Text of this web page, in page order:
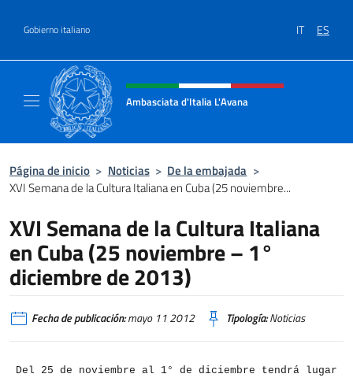
Gobierno italiano IT ES
Encabezado del sitio web,
Ambasciata d'Italia L'Avana
Página de inicio > Noticias > De la embajada >
XVI Semana de la Cultura Italiana en Cuba (25 noviembre...
XVI Semana de la Cultura Italiana
en Cuba (25 noviembre – 1°
diciembre de 2013)
Fecha de publicación:mayo 11 2012 Tipología:Noticias
Del 25 de noviembre al 1° de diciembre tendrá lugar